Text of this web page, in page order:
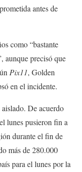
antes de
como “bastante
aunque precisó que
Pix11, Golden
en el incidente.
De acuerdo
lunes pusieron fin a
durante el fin de
más de 280.000
para el lunes por la